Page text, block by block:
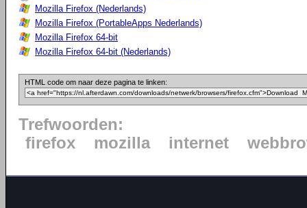
Mozilla Firefox (Nederlands)
Mozilla Firefox (PortableApps Nederlands)
Mozilla Firefox 64-bit
Mozilla Firefox 64-bit (Nederlands)
HTML code om naar deze pagina te linken:
Trefwoorden:
firefox
mozilla internet